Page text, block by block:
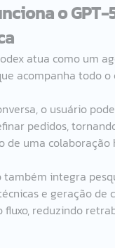
o GPT-
atua como um
acompanha todo o
o usuário
pedidos,
de uma colaboração
também integra
e geração de
fluxo, reduzindo